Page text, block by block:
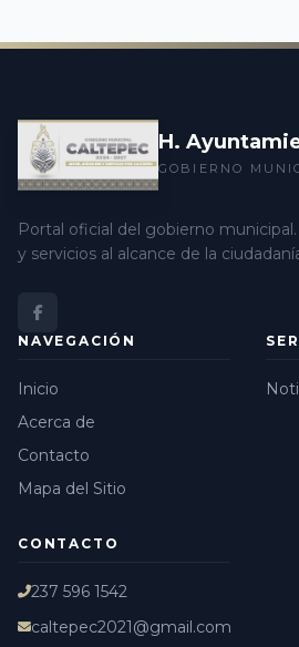
H.
GOBIERNO
Portal oficial del gobierno
y servicios al alcance de la
NAVEGACIÓN
Inicio
Acerca de
Contacto
Mapa del Sitio
CONTACTO
237 596 1542
caltepec2021@gmail.com